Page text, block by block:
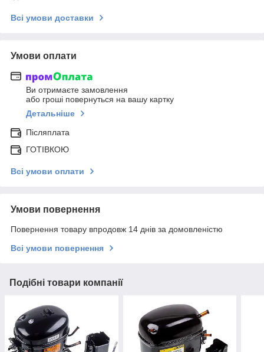
Всі умови доставки
Умови оплати
Ви отримаєте замовлення
або гроші повернуться на вашу картку
Детальніше
Післяплата
ГОТІВКОЮ
Всі умови оплати
Умови повернення
Повернення товару впродовж 14 днів за домовленістю
Всі умови повернення
Подібні товари компанії